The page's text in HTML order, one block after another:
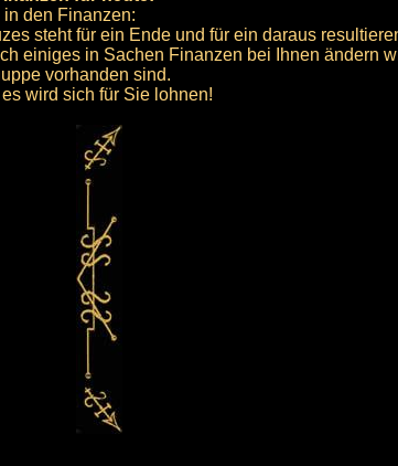
den Finanzen:
steht für ein Ende und für ein daraus
einiges in Sachen Finanzen bei Ihnen ändern
vorhanden sind.
wird sich für Sie lohnen!